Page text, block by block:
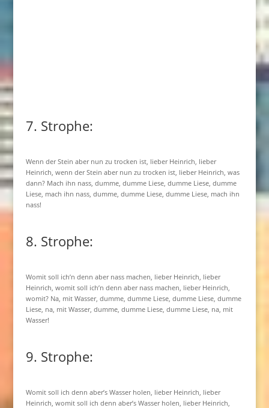
7. Strophe:
Wenn der Stein aber nun zu trocken ist, lieber Heinrich, lieber
Heinrich, wenn der Stein aber nun zu trocken ist, lieber Heinrich, was
dann? Mach ihn nass, dumme, dumme Liese, dumme Liese, dumme
Liese, mach ihn nass, dumme, dumme Liese, dumme Liese, mach ihn
nass!
8. Strophe:
Womit soll ich’n denn aber nass machen, lieber Heinrich, lieber
Heinrich, womit soll ich’n denn aber nass machen, lieber Heinrich,
womit? Na, mit Wasser, dumme, dumme Liese, dumme Liese, dumme
Liese, na, mit Wasser, dumme, dumme Liese, dumme Liese, na, mit
Wasser!
9. Strophe:
Womit soll ich denn aber’s Wasser holen, lieber Heinrich, lieber
Heinrich, womit soll ich denn aber’s Wasser holen, lieber Heinrich,